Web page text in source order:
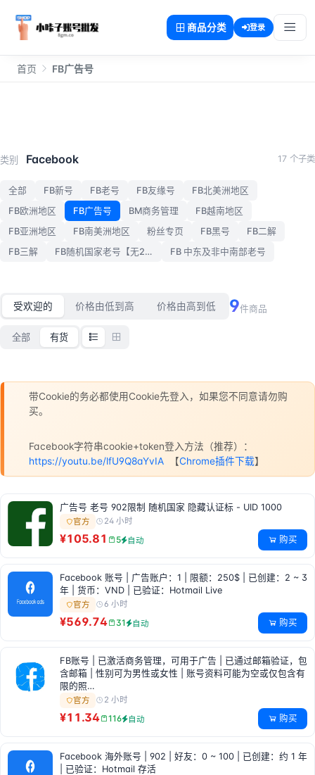
商品分类 登录
首页 FB广告号
FB广告号
类别 Facebook 17 个子类
全部 FB新号 FB老号 FB友缘号
FB北美洲地区
FB欧洲地区
FB广告号 BM商务管理
FB越南地区
FB亚洲地区
FB南美洲地区 粉丝专页 FB黑号
FB二解
FB三解
FB随机国家老号【无2FA】 FB 中东及非中南部老号
受欢迎的 价格由低到高 价格由高到低 9件商品
全部 有货
带Cookie的务必都使用Cookie先登入，如果您不同意请勿购
买。
Facebook字符串cookie+token登入方法（推荐）：
https://youtu.be/lfU9Q8aYvIA 【Chrome插件下载】
广告号 老号 902限制 随机国家 隐藏认证标 - UID 1000
官方 24 小时
¥105.81 5 自动 购买
Facebook 账号 | 广告账户：1 | 限额：250$ | 已创建：2 ~ 3
年 | 货币：VND | 已验证：Hotmail Live
官方 6 小时
¥569.74 31 自动 购买
FB账号 | 已激活商务管理，可用于广告 | 已通过邮箱验证，包
含邮箱 | 性别可为男性或女性 | 账号资料可能为空或仅包含有
限的照…
官方 2 小时
¥11.34 116 自动 购买
Facebook 海外账号 | 902 | 好友：0 ~ 100 | 已创建：约 1 年
| 已验证：Hotmail 存活